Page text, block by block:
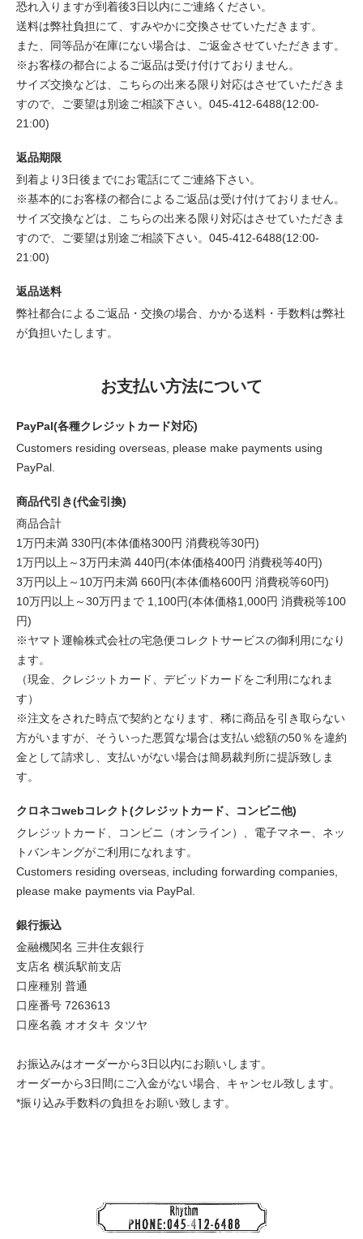
恐れ入りますが到着後3日以内にご連絡ください。
送料は弊社負担にて、すみやかに交換させていただきます。
また、同等品が在庫にない場合は、ご返金させていただきます。
※お客様の都合によるご返品は受け付けておりません。
サイズ交換などは、こちらの出来る限り対応はさせていただきま
すので、ご要望は別途ご相談下さい。045-412-6488(12:00-
21:00)
返品期限
到着より3日後までにお電話にてご連絡下さい。
※基本的にお客様の都合によるご返品は受け付けておりません。
サイズ交換などは、こちらの出来る限り対応はさせていただきま
すので、ご要望は別途ご相談下さい。045-412-6488(12:00-
21:00)
返品送料
弊社都合によるご返品・交換の場合、かかる送料・手数料は弊社
が負担いたします。
お支払い方法について
PayPal(各種クレジットカード対応)
Customers residing overseas, please make payments using
PayPal.
商品代引き(代金引換)
商品合計
1万円未満 330円(本体価格300円 消費税等30円)
1万円以上～3万円未満 440円(本体価格400円 消費税等40円)
3万円以上～10万円未満 660円(本体価格600円 消費税等60円)
10万円以上～30万円まで 1,100円(本体価格1,000円 消費税等100
円)
※ヤマト運輸株式会社の宅急便コレクトサービスの御利用になり
ます。
（現金、クレジットカード、デビッドカードをご利用になれま
す）
※注文をされた時点で契約となります、稀に商品を引き取らない
方がいますが、そういった悪質な場合は支払い総額の50％を違約
金として請求し、支払いがない場合は簡易裁判所に提訴致しま
す。
クロネコwebコレクト(クレジットカード、コンビニ他)
クレジットカード、コンビニ（オンライン）、電子マネー、ネッ
トバンキングがご利用になれます。
Customers residing overseas, including forwarding companies,
please make payments via PayPal.
銀行振込
金融機関名 三井住友銀行
支店名 横浜駅前支店
口座種別 普通
口座番号 7263613
口座名義 オオタキ タツヤ
お振込みはオーダーから3日以内にお願いします。
オーダーから3日間にご入金がない場合、キャンセル致します。
*振り込み手数料の負担をお願い致します。